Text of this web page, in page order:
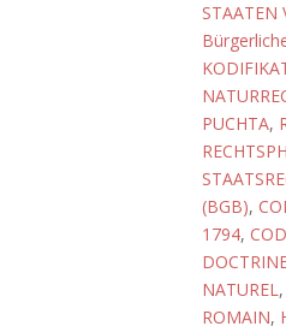
STAATEN
PUCHTA,
(BGB),
1794,
NATUREL,
ROMAIN,